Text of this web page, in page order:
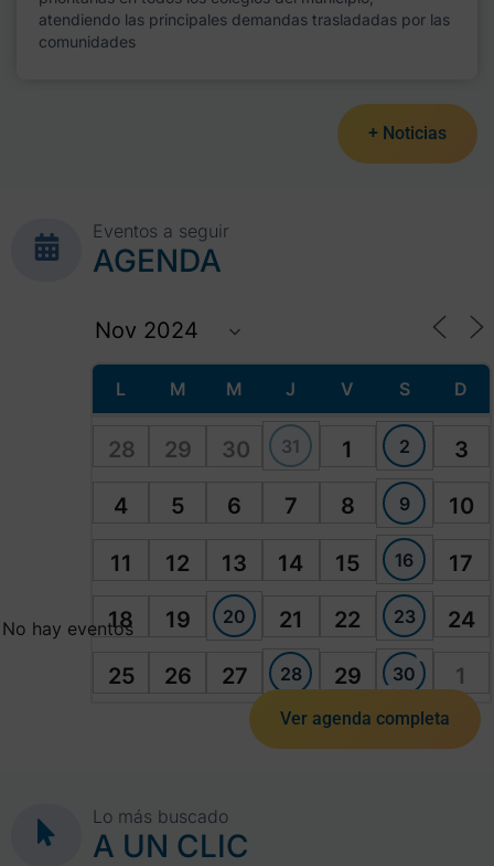
atendiendo las principales demandas trasladadas por las
comunidades
+ Noticias
Eventos a seguir
AGENDA
L M M J V S D
28 29 30 31 1 2 3
4 5 6 7 8 9 10
11 12 13 14 15 16 17
18 19 20 21 22 23 24
25 26 27 28 29 30 1
No hay eventos
Ver agenda completa
Lo más buscado
A UN CLIC